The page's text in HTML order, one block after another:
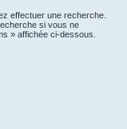
effectuer une recherche.
si vous ne
» affichée ci-dessous.